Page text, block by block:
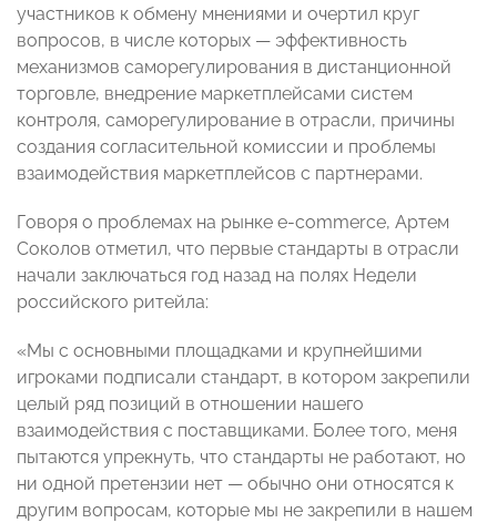
участников к обмену мнениями и очертил круг
вопросов, в числе которых — эффективность
механизмов саморегулирования в дистанционной
торговле, внедрение маркетплейсами систем
контроля, саморегулирование в отрасли, причины
создания согласительной комиссии и проблемы
взаимодействия маркетплейсов с партнерами.
Говоря о проблемах на рынке e-commerce, Артем
Соколов отметил, что первые стандарты в отрасли
начали заключаться год назад на полях Недели
российского ритейла:
«Мы с основными площадками и крупнейшими
игроками подписали стандарт, в котором закрепили
целый ряд позиций в отношении нашего
взаимодействия с поставщиками. Более того, меня
пытаются упрекнуть, что стандарты не работают, но
ни одной претензии нет — обычно они относятся к
другим вопросам, которые мы не закрепили в нашем